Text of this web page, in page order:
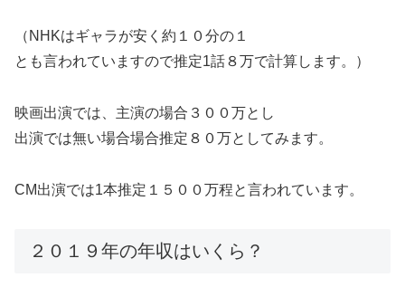
（NHKはギャラが安く約１０分の１
とも言われていますので推定1話８万で計算します。）
映画出演では、主演の場合３００万とし
出演では無い場合場合推定８０万としてみます。
CM出演では1本推定１５００万程と言われています。
２０１９年の年収はいくら？